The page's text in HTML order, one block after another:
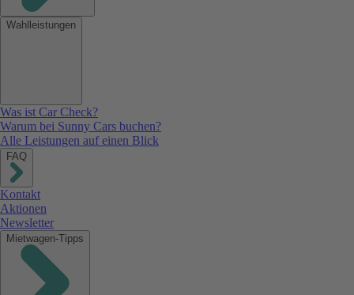
Wahlleistungen
Was ist Car Check?
Warum bei Sunny Cars buchen?
Alle Leistungen auf einen Blick
FAQ
Kontakt
Aktionen
Newsletter
Mietwagen-Tipps